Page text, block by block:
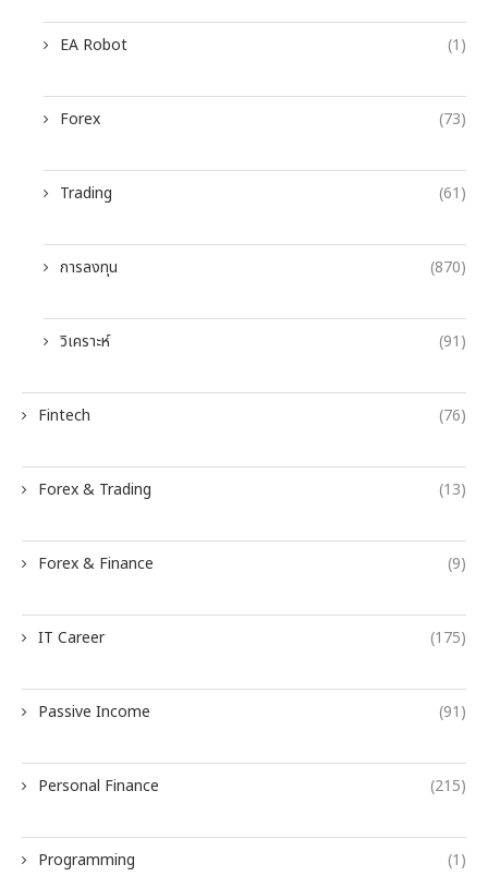
EA Robot (1)
Forex (73)
Trading (61)
การลงทุน (870)
วิเคราะห์ (91)
Fintech (76)
Forex & Trading (13)
Forex & Finance (9)
IT Career (175)
Passive Income (91)
Personal Finance (215)
Programming (1)